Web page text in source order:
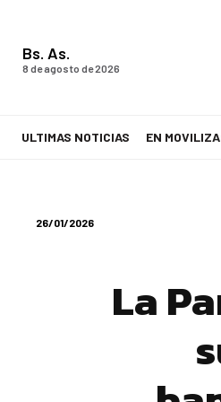
Bs. As.
8 de agosto de 2026
ULTIMAS NOTICIAS EN
26/01/2026
La